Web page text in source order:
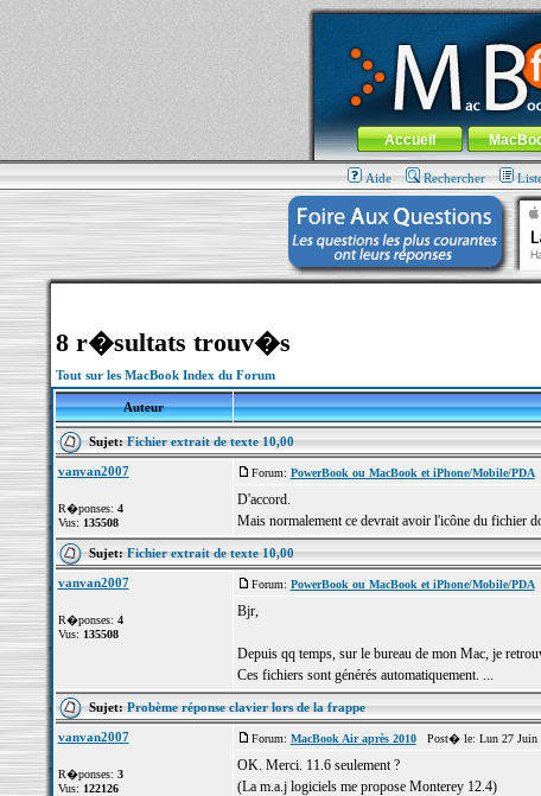
MacBook-fr.com : 100% Apple... 100%
Aller au contenu-Aller au menu
Menu général
Accueil
Aide Rechercher
8 r�sultats trouv�s
Tout sur les MacBook Index du Forum
Auteur
Sujet:Fichier extrait de texte 10,00
vanvan2007
R�ponses: 4
Vus: 135508
Forum: PowerBook ou MacBook et iPhone/Mobile/PDA
D'accord.
Mais normalement ce devrait avoir l'icône du fichier
Sujet:Fichier extrait de texte 10,00
vanvan2007
R�ponses: 4
Vus: 135508
Forum: PowerBook ou MacBook et iPhone/Mobile/PDA
Bjr,
Depuis qq temps, sur le bureau de mon Mac, je
Ces fichiers sont générés automatiquement. ...
Sujet:Probème réponse clavier lors de la frappe
vanvan2007
R�ponses: 3
Vus: 122126
Forum: MacBook Air après 2010Post� le: Lun 27 Juin
OK. Merci. 11.6 seulement ?
(La m.a.j logiciels me propose Monterey 12.4)